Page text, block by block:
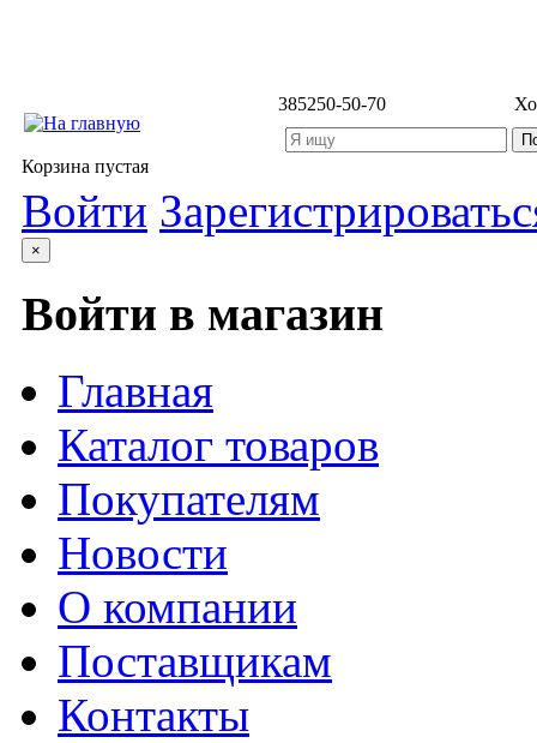
385250-50-70
Корзина пустая
Войти
×
Войти в магазин
Главная
Каталог товаров
Покупателям
Новости
О компании
Поставщикам
Контакты